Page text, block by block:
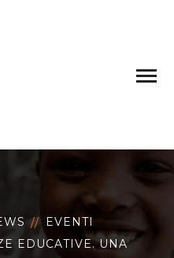
EVENTI
EDUCATIVE. UNA